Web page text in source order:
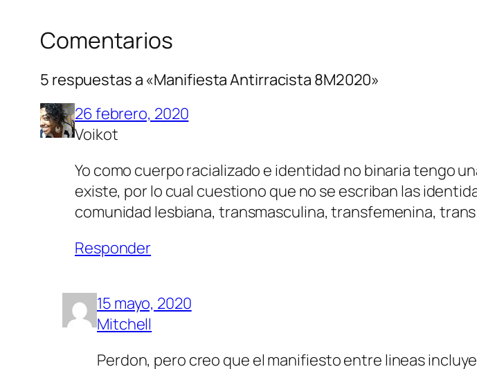
Comentarios
5 respuestas a «Manifiesta Antirracista 8M2020»
26 febrero, 2020
Voikot
Yo como cuerpo racializado e identidad no binaria tengo
existe, por lo cual cuestiono que no se escriban las
comunidad lesbiana, transmasculina, transfemenina,
Responder
15 mayo, 2020
Mitchell
Perdon, pero creo que el manifiesto entre lineas